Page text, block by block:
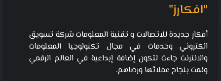
"افكارز"
أفكار جديدة للاتصالات و تقنية المعلومات شركة تسويق
الكتروني وخدمات في مجال تكنولوجيا المعلومات
والانترنت جاءت لتكون إضافة إبداعية في العالم الرقمي
ونمت بنجاح عملائها ورضاهم.